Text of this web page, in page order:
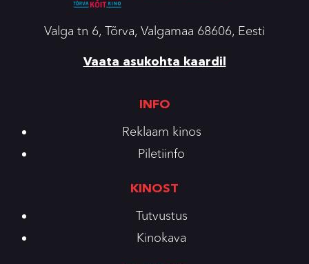
Valga tn 6, Tõrva, Valgamaa 68606, Eesti
Vaata asukohta kaardil
INFO
Reklaam kinos
Piletiinfo
KINOST
Tutvustus
Kinokava